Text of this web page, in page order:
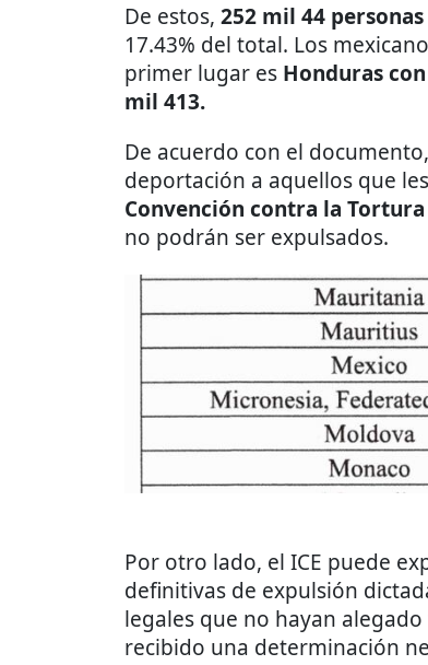
De estos, 252 mil 44 personas
17.43% del total. Los
primer lugar es Honduras
mil 413.
De acuerdo con el
deportación a aquellos que
Convención contra la Tortura
no podrán ser expulsados.
Por otro lado, el ICE puede
definitivas de expulsión
legales que no hayan
recibido una determinación